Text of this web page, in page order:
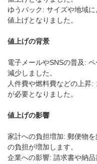
ゆうパック: サイズや地域
値上げとなりました。
値上げの背景
電子メールやSNSの普及:
減少しました。
人件費や燃料費などの上昇
が必要となりました。
値上げの影響
家計への負担増加: 郵便物
の負担が増加します。
企業への影響: 請求書や納